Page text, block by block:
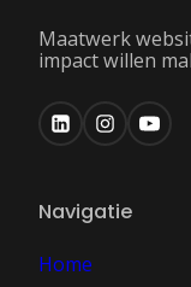
Maatwerk
impact willen
Navigatie
Home